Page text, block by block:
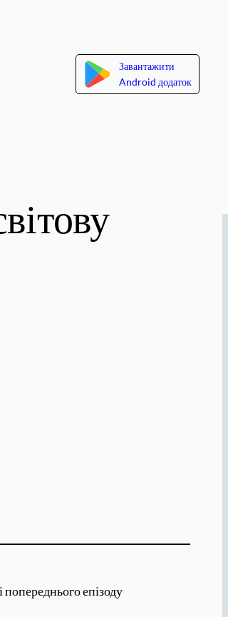
Завантажити
Android додаток
епізоду